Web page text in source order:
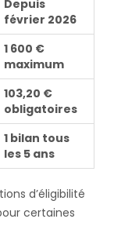
Depuis
février 2026
1 600 €
maximum
103,20 €
obligatoires
1 bilan tous
les 5 ans
d’éligibilité
certaines